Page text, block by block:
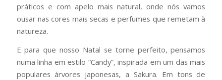
práticos e com apelo mais natural, onde nós vamos
ousar nas cores mais secas e perfumes que remetam à
natureza.
E para que nosso Natal se torne perfeito, pensamos
numa linha em estilo “Candy”, inspirada em um das mais
populares árvores japonesas, a Sakura. Em tons de